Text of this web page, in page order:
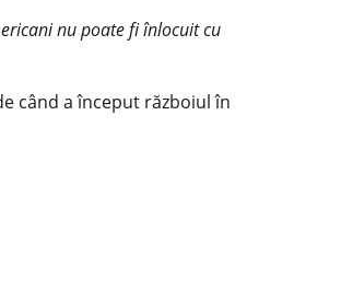
nu poate fi înlocuit cu
când a început războiul în